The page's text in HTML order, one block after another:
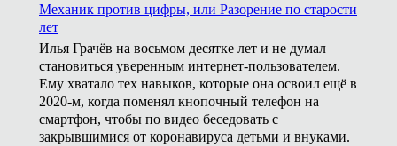
Механик против цифры, или Разорение по старости
лет
Илья Грачёв на восьмом десятке лет и не думал
становиться уверенным интернет-пользователем.
Ему хватало тех навыков, которые она освоил ещё в
2020-м, когда поменял кнопочный телефон на
смартфон, чтобы по видео беседовать с
закрывшимися от коронавируса детьми и внуками.